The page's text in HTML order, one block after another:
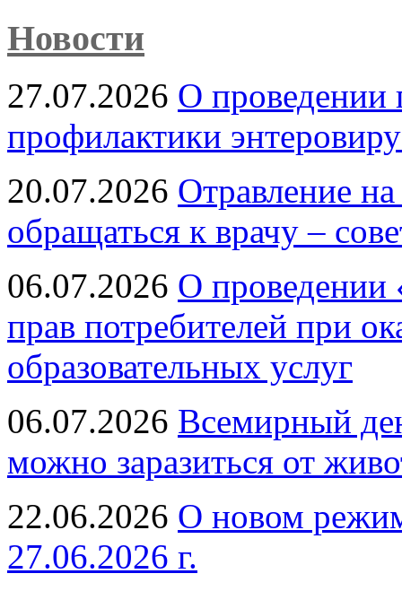
Новости
27.07.2026 О проведении
профилактики
20.07.2026 Отравление
обращаться к врачу –
06.07.2026 О проведении
прав потребителей при
образовательных услуг
06.07.2026 Всемирный
можно заразиться от
22.06.2026 О новом
27.06.2026 г.